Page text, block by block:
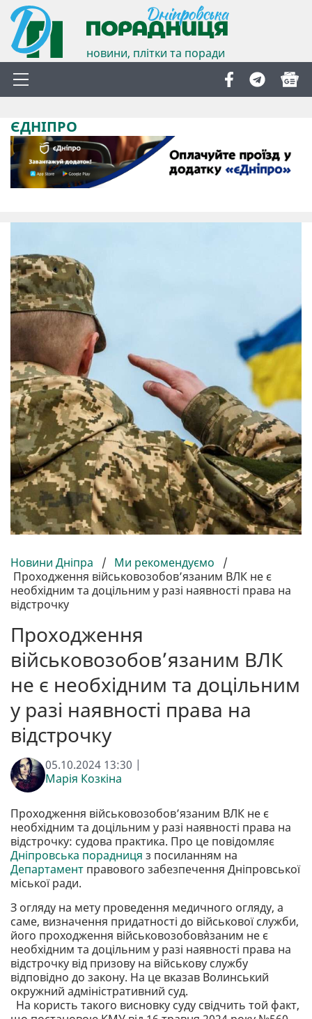
новини, плітки та поради
ЄДНІПРО
Новини Дніпра / Ми рекомендуємо
/
Проходження військовозобов’язаним ВЛК не є
необхідним та доцільним у разі наявності права на
відстрочку
Проходження
військовозобов’язаним ВЛК
не є необхідним та доцільним
у разі наявності права на
відстрочку
05.10.2024 13:30 |
Марія Козкіна
Проходження військовозобов’язаним ВЛК не є
необхідним та доцільним у разі наявності права на
відстрочку: судова практика. Про це повідомляє
Дніпровська порадниця з посиланням на
Департамент правового забезпечення Дніпровської
міської ради.
З огляду на мету проведення медичного огляду, а
саме, визначення придатності до військової служби,
його проходження військовозобов`язаним не є
необхідним та доцільним у разі наявності права на
відстрочку від призову на військову службу
відповідно до закону. На це вказав Волинський
окружний адміністративний суд.
На користь такого висновку суду свідчить той факт,